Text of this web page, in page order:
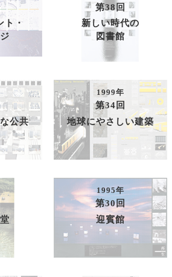
ト・
第38回
新しい時代の
図書館
公共
1999年
第34回
地球にやさしい建築
1995年
第30回
迎賓館